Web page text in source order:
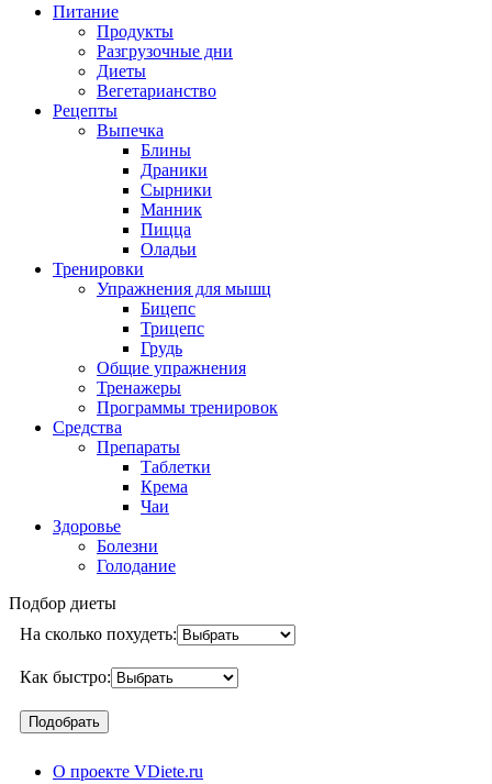
Питание
Продукты
Разгрузочные дни
Диеты
Вегетарианство
Рецепты
Выпечка
Блины
Драники
Сырники
Манник
Пицца
Оладьи
Тренировки
Упражнения для мышц
Бицепс
Трицепс
Грудь
Общие упражнения
Тренажеры
Программы тренировок
Средства
Препараты
Таблетки
Крема
Чаи
Здоровье
Болезни
Голодание
Подбор диеты
На сколько похудеть:
Как быстро:
О проекте VDiete.ru